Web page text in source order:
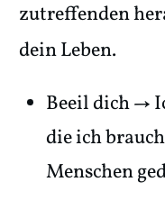
zutreffenden
dein Leben.
Beeil dich →
die ich
Menschen